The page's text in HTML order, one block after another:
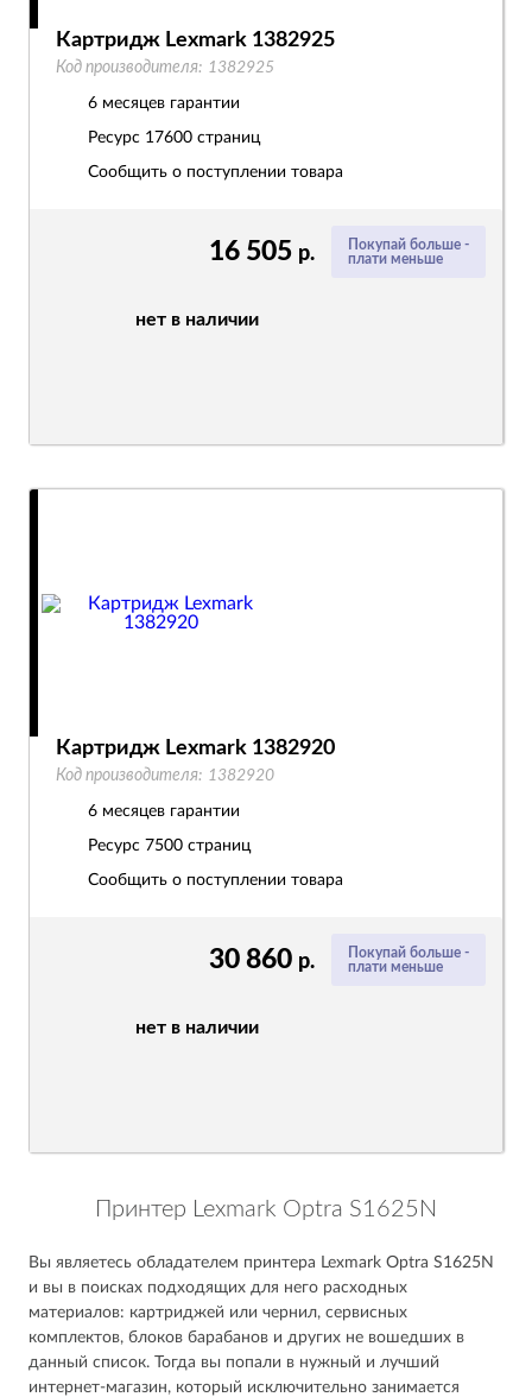
Покупай больше -
плати меньше
16 505 р.
нет в наличии
Картридж Lexmark 1382925
Код производителя: 1382925
6 месяцев гарантии
Ресурс 17600 страниц
Сообщить о поступлении товара
Покупай больше -
плати меньше
30 860 р.
нет в наличии
Картридж Lexmark 1382920
Код производителя: 1382920
6 месяцев гарантии
Ресурс 7500 страниц
Сообщить о поступлении товара
Принтер Lexmark Optra S1625N
Вы являетесь обладателем принтера Lexmark Optra S1625N
и вы в поисках подходящих для него расходных
материалов: картриджей или чернил, сервисных
комплектов, блоков барабанов и других не вошедших в
данный список. Тогда вы попали в нужный и лучший
интернет-магазин, который исключительно занимается